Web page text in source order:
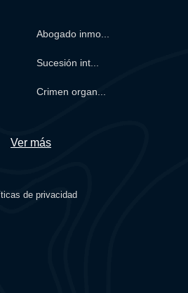
Abogado inmo...
Sucesión int...
Crimen organ...
Ver más
de privacidad